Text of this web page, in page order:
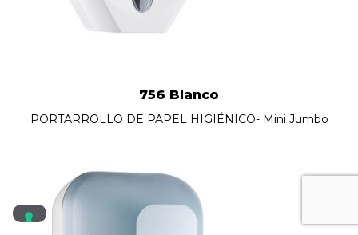
756 Blanco
PORTARROLLO DE PAPEL HIGIÉNICO- Mini Jumbo